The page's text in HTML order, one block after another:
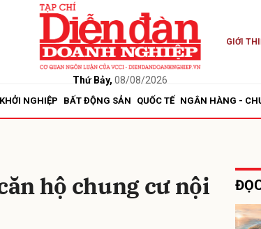
Thứ Bảy, 08/08/2026
GIỚI
KHỞI NGHIỆP BẤT ĐỘNG SẢN QUỐC TẾ NGÂN HÀNG -
hộ chung cư nội